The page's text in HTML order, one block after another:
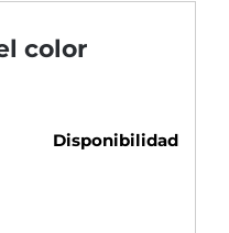
color
Disponibilidad